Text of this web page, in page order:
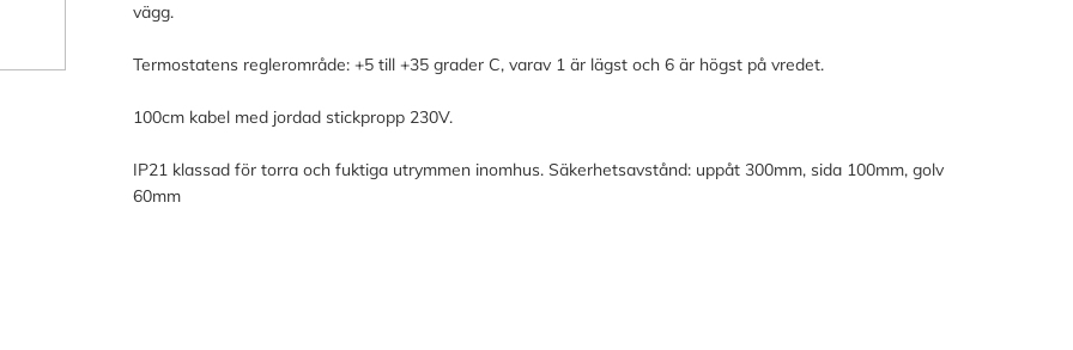
vägg.
Termostatens reglerområde: +5 till +35 grader C, varav 1 är lägst och 6 är högst på vredet.
100cm kabel med jordad stickpropp 230V.
IP21 klassad för torra och fuktiga utrymmen inomhus. Säkerhetsavstånd: uppåt 300mm, sida 100mm, golv
60mm